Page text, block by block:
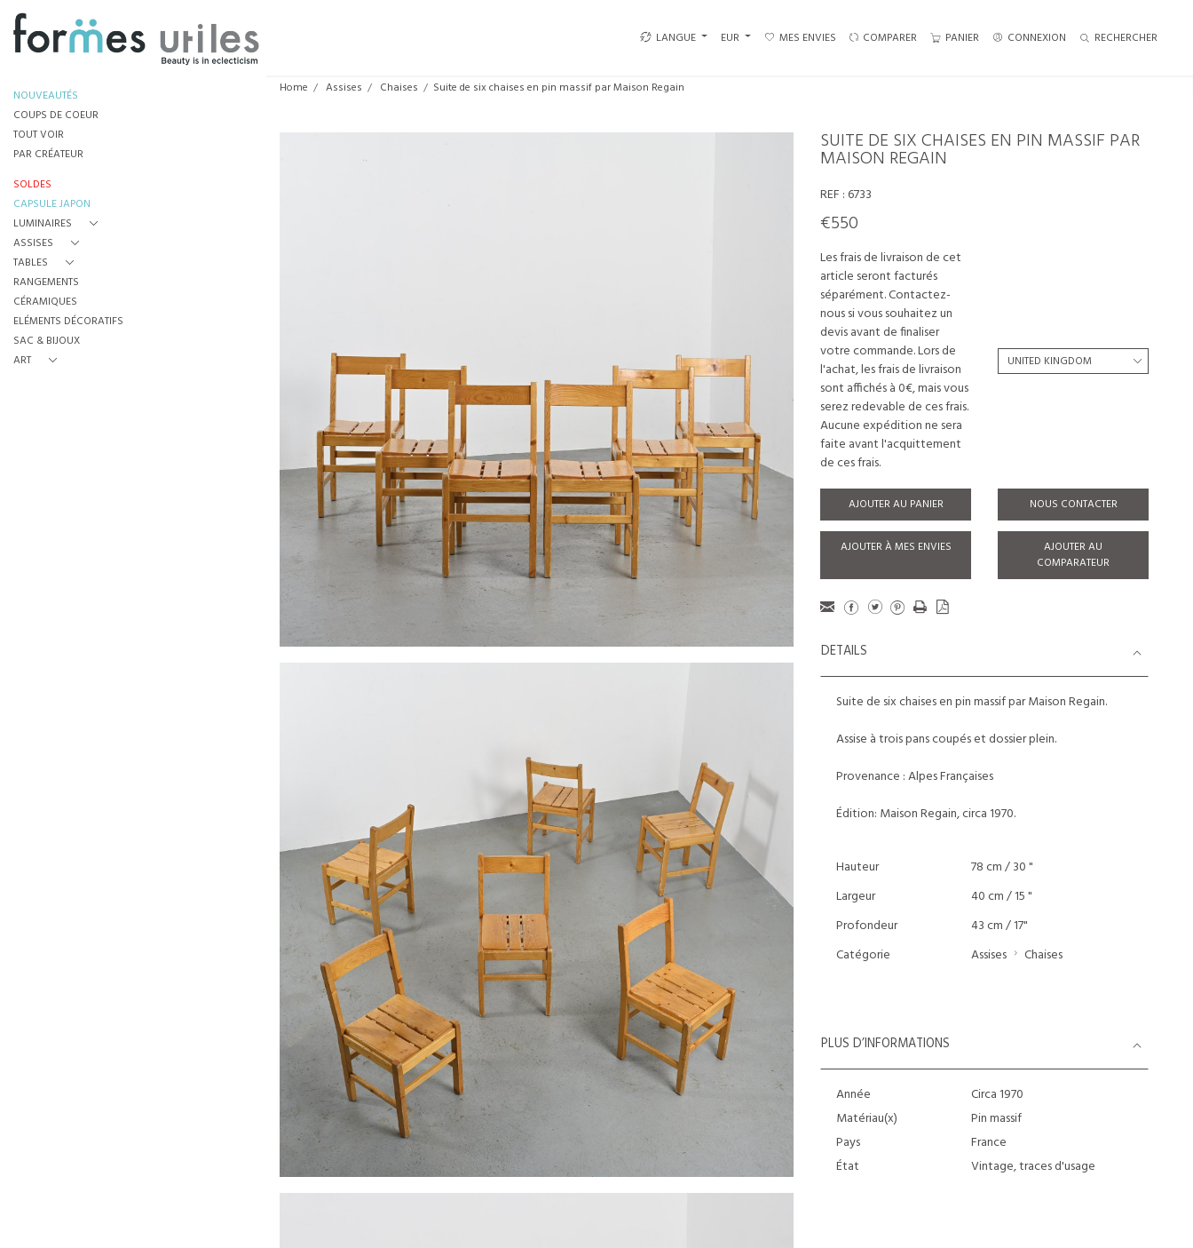
LANGUE EUR MES ENVIES COMPARER PANIER CONNEXION RECHERCHER
NOUVEAUTÉS
COUPS DE COEUR
TOUT VOIR
PAR CRÉATEUR
SOLDES
CAPSULE JAPON
LUMINAIRES
ASSISES
TABLES
RANGEMENTS
CÉRAMIQUES
ELÉMENTS DÉCORATIFS
SAC & BIJOUX
ART
Home Assises Chaises Suite de six chaises en pin massif par Maison Regain
SUITE DE SIX CHAISES EN PIN MASSIF PAR
MAISON REGAIN
REF : 6733
€550
Les frais de livraison de cet
article seront facturés
séparément. Contactez-
nous si vous souhaitez un
devis avant de finaliser
votre commande. Lors de
l'achat, les frais de livraison
sont affichés à 0€, mais vous
serez redevable de ces frais.
Aucune expédition ne sera
faite avant l'acquittement
de ces frais.
AJOUTER AU PANIER NOUS CONTACTER
AJOUTER À MES ENVIES
AJOUTER AU
COMPARATEUR
DETAILS
Suite de six chaises en pin massif par Maison Regain.
Assise à trois pans coupés et dossier plein.
Provenance : Alpes Françaises
Édition: Maison Regain, circa 1970.
Hauteur
78 cm / 30 "
Largeur
40 cm / 15 "
Profondeur
43 cm / 17"
Catégorie
Assises Chaises
PLUS D’INFORMATIONS
Année
Circa 1970
Matériau(x)
Pin massif
Pays
France
État
Vintage, traces d'usage